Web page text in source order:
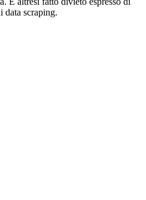
data scraping.